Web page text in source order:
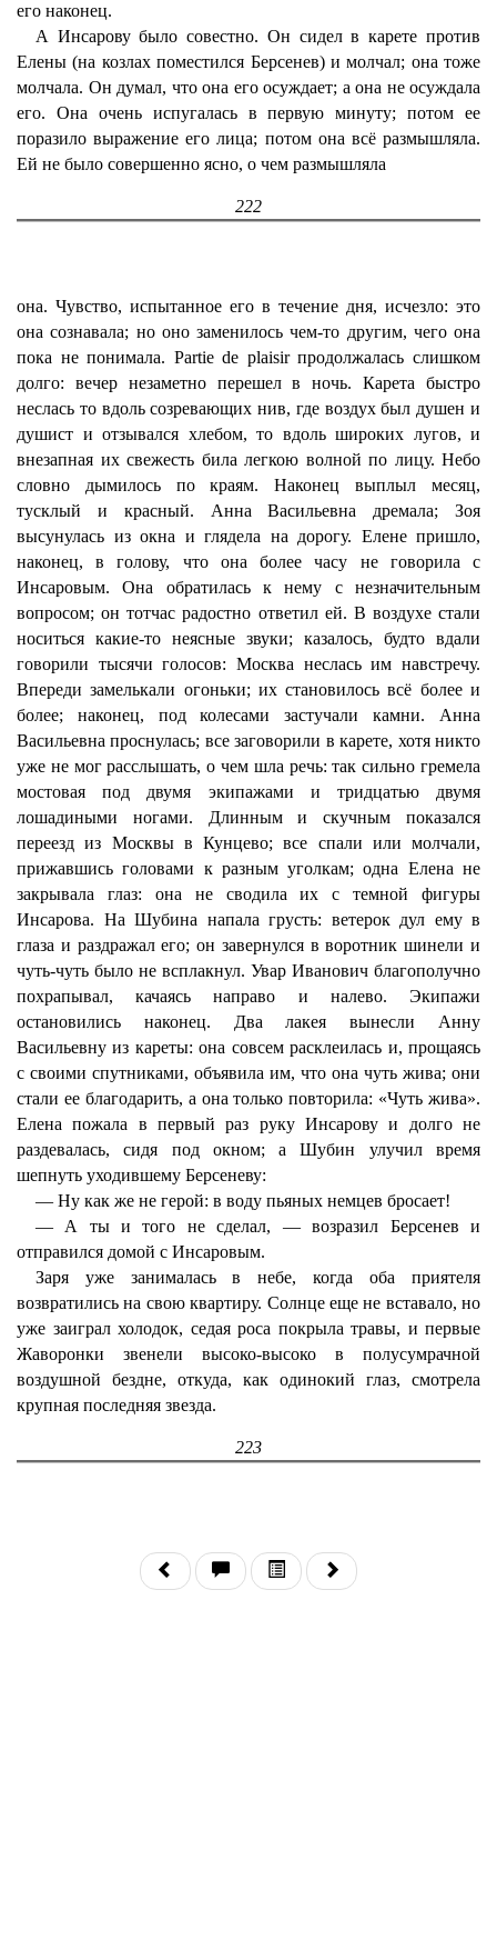
его наконец.
А Инсарову было совестно. Он сидел в карете против
Елены (на козлах поместился Берсенев) и молчал; она тоже
молчала. Он думал, что она его осуждает; а она не осуждала
его. Она очень испугалась в первую минуту; потом ее
поразило выражение его лица; потом она всё размышляла.
Ей не было совершенно ясно, о чем размышляла
222
она. Чувство, испытанное его в течение дня, исчезло: это
она сознавала; но оно заменилось чем-то другим, чего она
пока не понимала. Partie de plaisir продолжалась слишком
долго: вечер незаметно перешел в ночь. Карета быстро
неслась то вдоль созревающих нив, где воздух был душен и
душист и отзывался хлебом, то вдоль широких лугов, и
внезапная их свежесть била легкою волной по лицу. Небо
словно дымилось по краям. Наконец выплыл месяц,
тусклый и красный. Анна Васильевна дремала; Зоя
высунулась из окна и глядела на дорогу. Елене пришло,
наконец, в голову, что она более часу не говорила с
Инсаровым. Она обратилась к нему с незначительным
вопросом; он тотчас радостно ответил ей. В воздухе стали
носиться какие-то неясные звуки; казалось, будто вдали
говорили тысячи голосов: Москва неслась им навстречу.
Впереди замелькали огоньки; их становилось всё более и
более; наконец, под колесами застучали камни. Анна
Васильевна проснулась; все заговорили в карете, хотя никто
уже не мог расслышать, о чем шла речь: так сильно гремела
мостовая под двумя экипажами и тридцатью двумя
лошадиными ногами. Длинным и скучным показался
переезд из Москвы в Кунцево; все спали или молчали,
прижавшись головами к разным уголкам; одна Елена не
закрывала глаз: она не сводила их с темной фигуры
Инсарова. На Шубина напала грусть: ветерок дул ему в
глаза и раздражал его; он завернулся в воротник шинели и
чуть-чуть было не всплакнул. Увар Иванович благополучно
похрапывал, качаясь направо и налево. Экипажи
остановились наконец. Два лакея вынесли Анну
Васильевну из кареты: она совсем расклеилась и, прощаясь
с своими спутниками, объявила им, что она чуть жива; они
стали ее благодарить, а она только повторила: «Чуть жива».
Елена пожала в первый раз руку Инсарову и долго не
раздевалась, сидя под окном; а Шубин улучил время
шепнуть уходившему Берсеневу:
— Ну как же не герой: в воду пьяных немцев бросает!
— А ты и того не сделал, — возразил Берсенев и
отправился домой с Инсаровым.
Заря уже занималась в небе, когда оба приятеля
возвратились на свою квартиру. Солнце еще не вставало, но
уже заиграл холодок, седая роса покрыла травы, и первые
Жаворонки звенели высоко-высоко в полусумрачной
воздушной бездне, откуда, как одинокий глаз, смотрела
крупная последняя звезда.
223